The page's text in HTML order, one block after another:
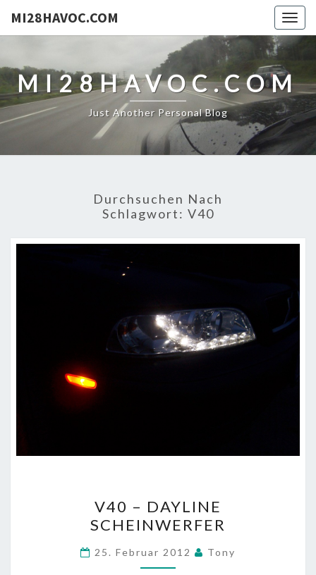
MI28HAVOC.COM
MI28HAVOC.COM
Just Another Personal Blog
Durchsuchen Nach
Schlagwort: V40
–
DAYLINE
SCHEINWERFER
V40 – DAYLINE
SCHEINWERFER
25. Februar 2012 Tony